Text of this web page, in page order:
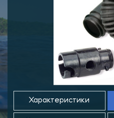
Характеристики